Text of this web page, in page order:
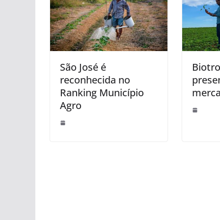
São José é
reconhecida no
Ranking Município
Agro